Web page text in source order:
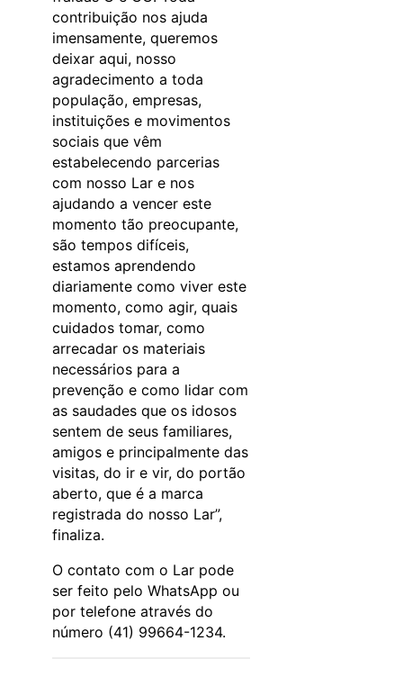
contribuição nos ajuda
imensamente, queremos
deixar aqui, nosso
agradecimento a toda
população, empresas,
instituições e movimentos
sociais que vêm
estabelecendo parcerias
com nosso Lar e nos
ajudando a vencer este
momento tão preocupante,
são tempos difíceis,
estamos aprendendo
diariamente como viver este
momento, como agir, quais
cuidados tomar, como
arrecadar os materiais
necessários para a
prevenção e como lidar com
as saudades que os idosos
sentem de seus familiares,
amigos e principalmente das
visitas, do ir e vir, do portão
aberto, que é a marca
registrada do nosso Lar”,
finaliza.
O contato com o Lar pode
ser feito pelo WhatsApp ou
por telefone através do
número (41) 99664-1234.